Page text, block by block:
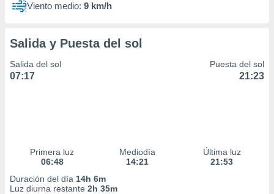
Viento medio: 9 km/h
Salida y Puesta del sol
Salida del sol
07:17
Puesta del sol
21:23
Primera luz
06:48
Mediodía
14:21
Última luz
21:53
Duración del día 14h 6m
Luz diurna restante 2h 35m